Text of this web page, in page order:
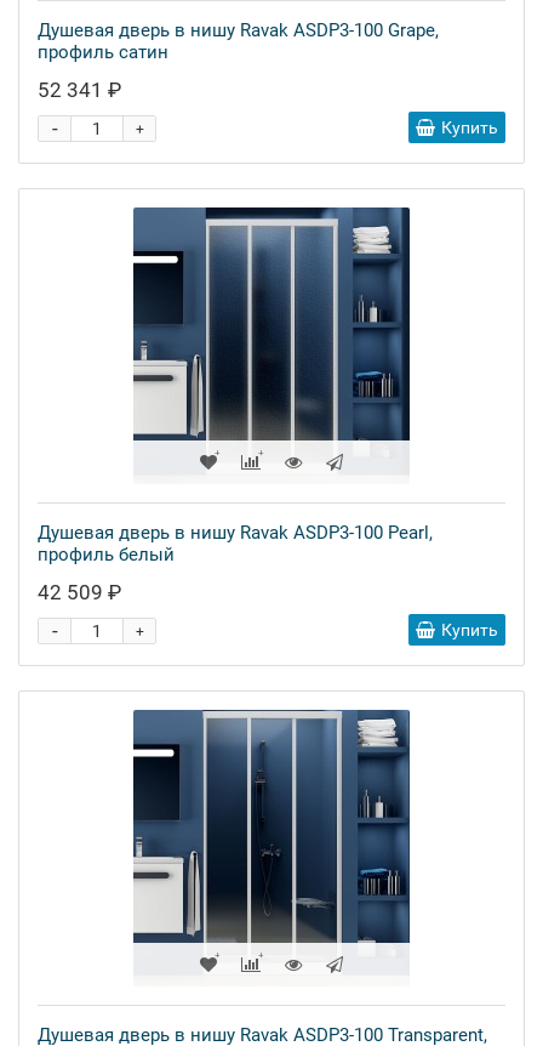
Душевая дверь в нишу Ravak ASDP3-100 Grape,
профиль сатин
52 341 ₽
+
- Купить
Душевая дверь в нишу Ravak ASDP3-100 Pearl,
профиль белый
42 509 ₽
+
- Купить
Душевая дверь в нишу Ravak ASDP3-100 Transparent,